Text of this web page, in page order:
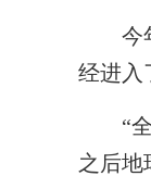
今年
经进入
“全
之后地